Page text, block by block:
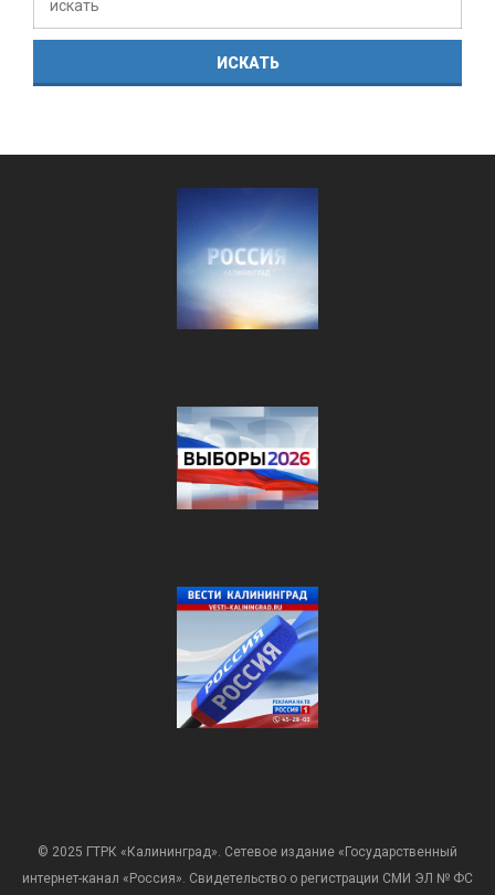
© 2025 ГТРК «Калининград». Сетевое издание «Государственный
интернет-канал «Россия». Свидетельство о регистрации СМИ ЭЛ № ФС